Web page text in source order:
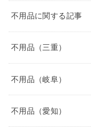
不用品に関する記事
不用品（三重）
不用品（岐阜）
不用品（愛知）